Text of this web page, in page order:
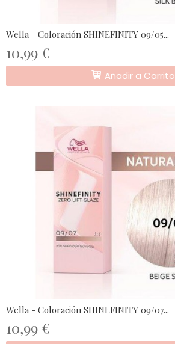
Wella - Coloración SHINEFINITY 09/05...
10,99 €
Añadir a Carrito
Wella - Coloración SHINEFINITY 09/07...
10,99 €